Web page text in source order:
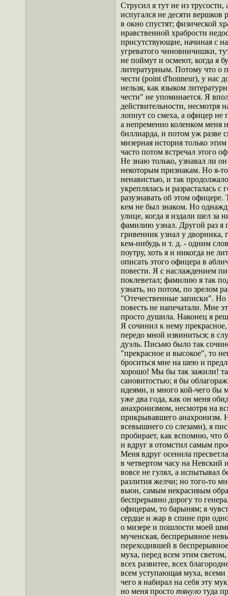
Струсил я тут не из
испугался не десяти вершков
в окно спустят; физической
нравственной храбрости
присутствующие, начиная с
угреватого чиновничишки,
не поймут и осмеют, когда я
литературным. Потому что о
чести (point d'honneur), у нас
нельзя, как языком
чести" не упоминается. Я
действительности, несмотря
лопнут со смеха, а офицер не
а непременно коленком меня
биллиарда, и потом уж разве
мизерная история только
часто потом встречал этого
Не знаю только, узнавал ли
некоторым признакам. Но я-
ненавистью, и так
укреплялась и разрасталась
разузнавать об этом
кем не был знаком. Но
улице, когда я издали шел за
фамилию узнал. Другой раз я
гривенник узнал у дворника,
кем-нибудь и т. д. - одним
поутру, хоть я и никогда не
описать этого офицера в
повести. Я с наслаждением
поклеветал; фамилию я так
узнать, но потом, по зрелом
"Отечественные записки".
повесть не напечатали. Мне
просто душила. Наконец я
Я сочинил к нему
передо мной извиниться; в
дуэль. Письмо было так
"прекрасное и высокое", то
броситься мне на шею и
хорошо! Мы бы так зажили!
сановитостью; я бы
идеями, и много кой-чего бы
уже два года, как он меня
анахронизмом, несмотря на
прикрывавшего анахронизм.
всевышнего со слезами), я
пробирает, как вспомню, что
и вдруг я отомстил самым
Меня вдруг осенила
в четвертом часу на Невский
вовсе не гулял, а испытывал
разлития желчи; но того-то
вьюн, самым некрасивым
беспрерывно дорогу то
офицерам, то барыням; я
сердце и жар в спине при
о мизере и пошлости моей
мученская, беспрерывное
переходившей в
муха, перед всем этим
всех развитее, всех
всем уступающая муха,
чего я набирал на себя эту
но меня просто тянуло туда